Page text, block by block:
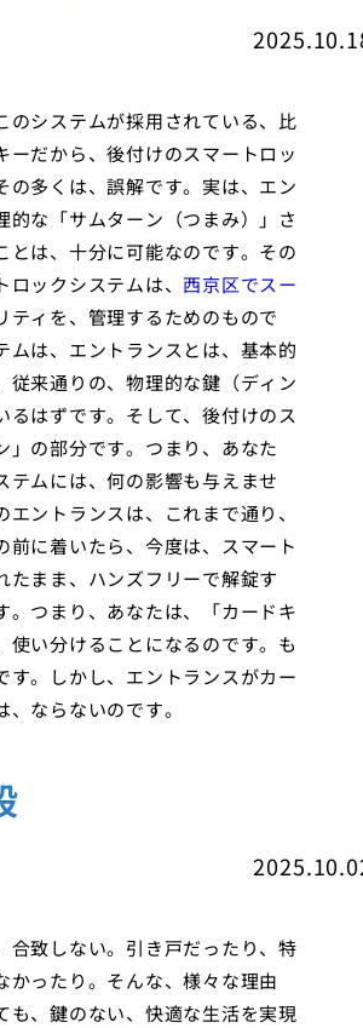
のシステムが採用されている、比
だから、後付けのスマートロッ
多くは、誤解です。実は、エン
的な「サムターン（つまみ）」さ
は、十分に可能なのです。その
ックシステムは、 西京区でスー
ティを、管理するためのもので
は、エントランスとは、基本的
来通りの、物理的な鍵（ディン
はずです。そして、後付けのス
の部分です。つまり、あなた
ムには、何の影響も与えませ
ントランスは、これまで通り、
に着いたら、今度は、スマート
まま、ハンズフリーで解錠す
つまり、あなたは、「カードキ
い分けることになるのです。も
。しかし、エントランスがカー
ならないのです。
合致しない。引き戸だったり、特
ったり。そんな、様々な理由
も、鍵のない、快適な生活を実現